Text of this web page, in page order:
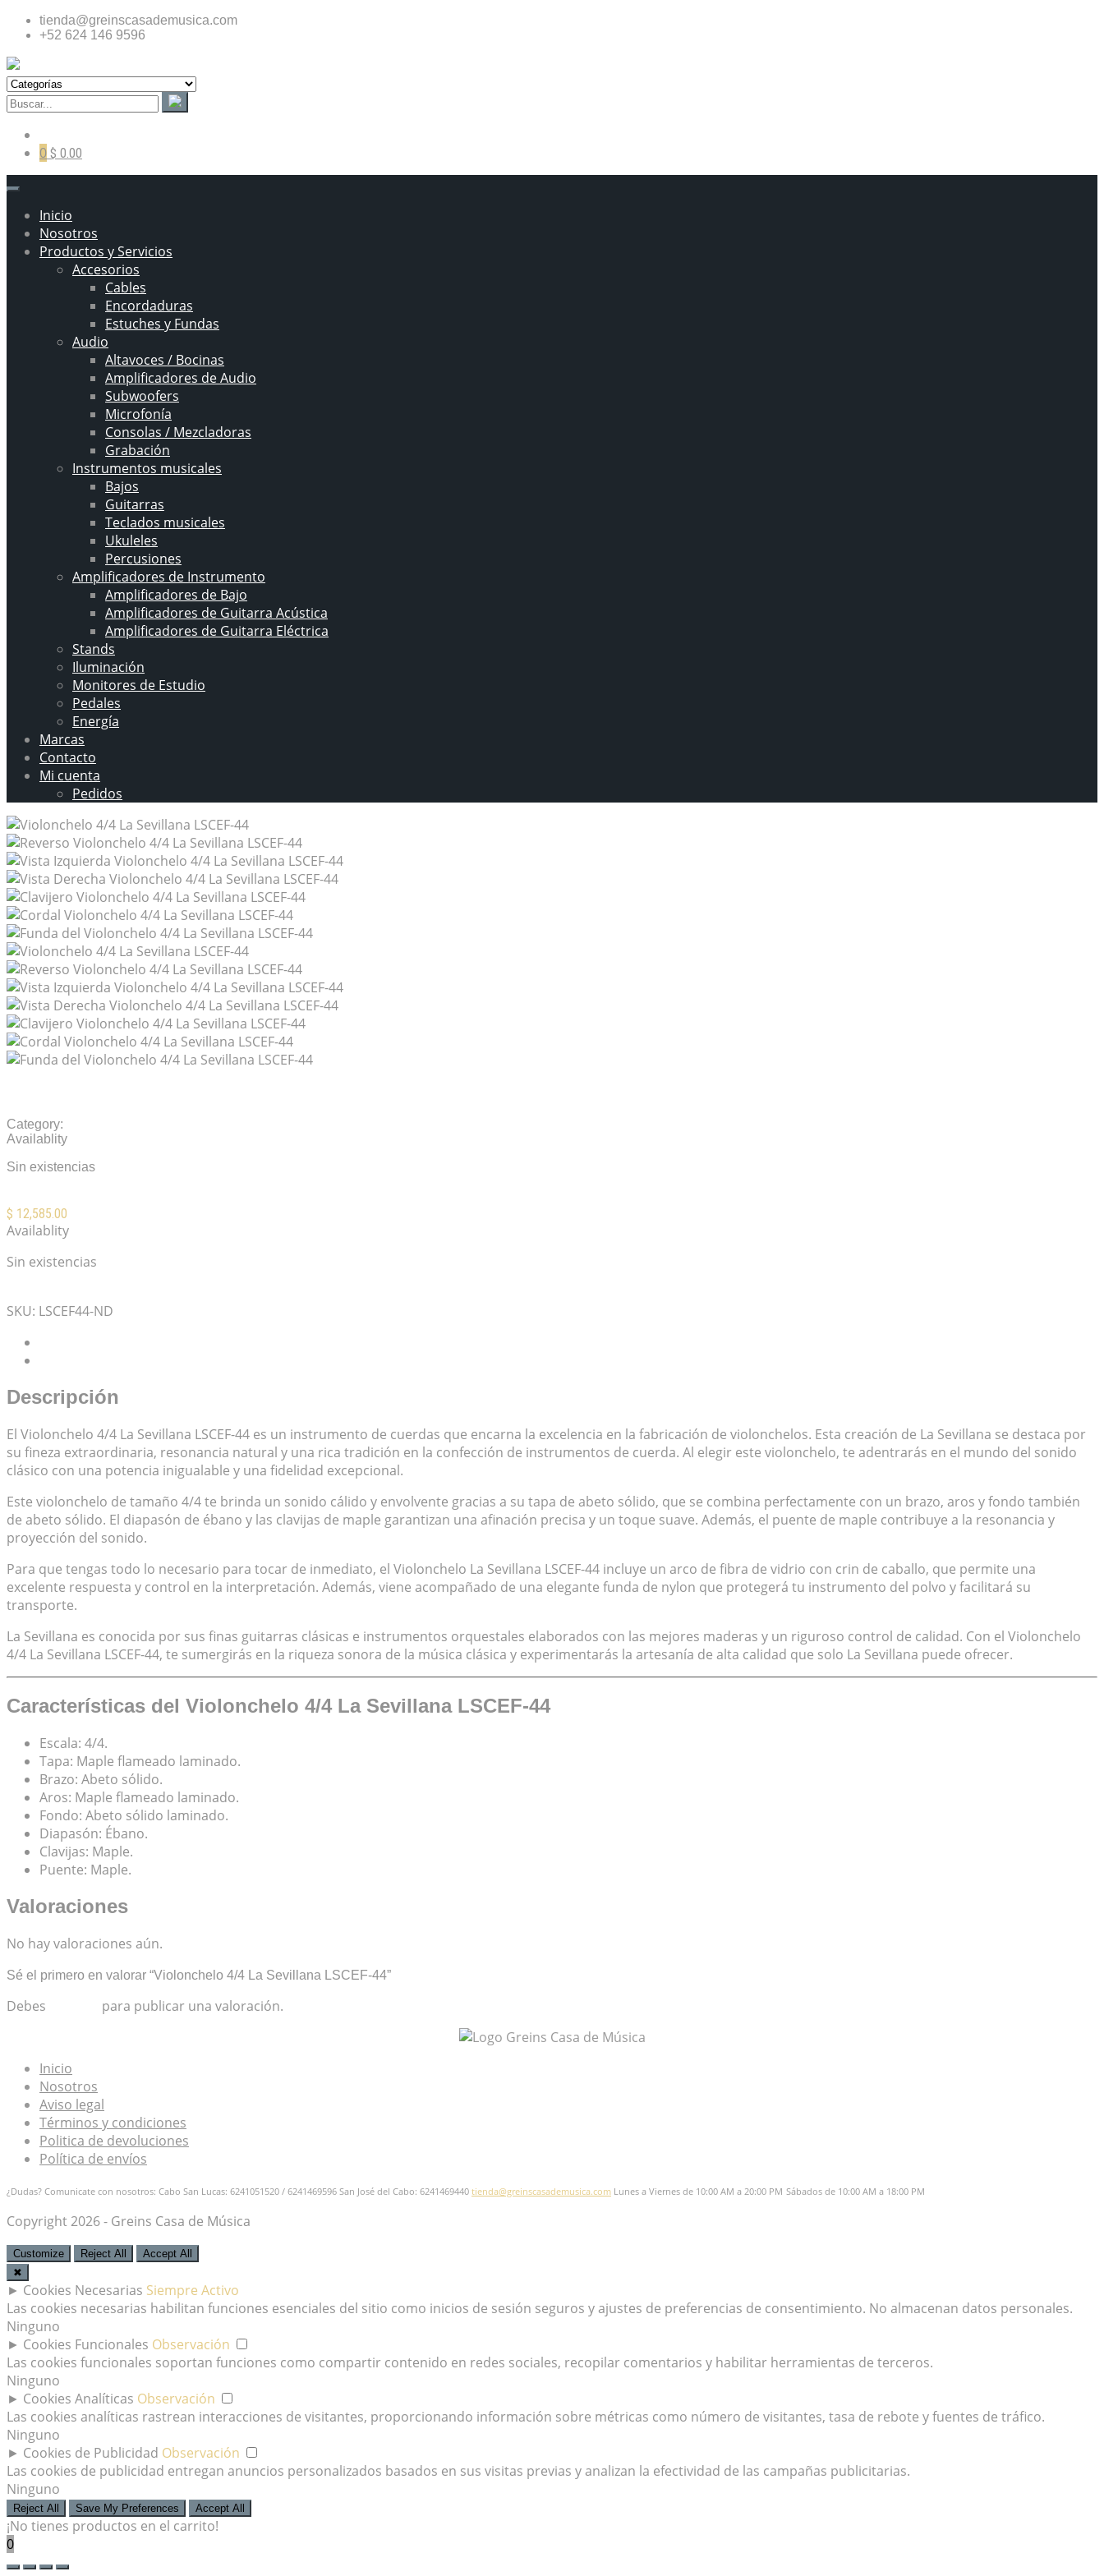
tienda@greinscasademusica.com
+52 624 146 9596
0 $ 0.00
Inicio
Nosotros
Productos y Servicios
Accesorios
Cables
Encordaduras
Estuches y Fundas
Audio
Altavoces / Bocinas
Amplificadores de Audio
Subwoofers
Microfonía
Consolas / Mezcladoras
Grabación
Instrumentos musicales
Bajos
Guitarras
Teclados musicales
Ukuleles
Percusiones
Amplificadores de Instrumento
Amplificadores de Bajo
Amplificadores de Guitarra Acústica
Amplificadores de Guitarra Eléctrica
Stands
Iluminación
Monitores de Estudio
Pedales
Energía
Marcas
Contacto
Mi cuenta
Pedidos
Category:
Availablity
Sin existencias
$ 12,585.00
Availablity
Sin existencias
SKU: LSCEF44-ND
Descripción
El Violonchelo 4/4 La Sevillana LSCEF-44 es un instrumento de cuerdas que encarna la excelencia en la fabricación de violonchelos. Esta creación de La Sevillana se destaca por
su fineza extraordinaria, resonancia natural y una rica tradición en la confección de instrumentos de cuerda. Al elegir este violonchelo, te adentrarás en el mundo del sonido
clásico con una potencia inigualable y una fidelidad excepcional.
Este violonchelo de tamaño 4/4 te brinda un sonido cálido y envolvente gracias a su tapa de abeto sólido, que se combina perfectamente con un brazo, aros y fondo también
de abeto sólido. El diapasón de ébano y las clavijas de maple garantizan una afinación precisa y un toque suave. Además, el puente de maple contribuye a la resonancia y
proyección del sonido.
Para que tengas todo lo necesario para tocar de inmediato, el Violonchelo La Sevillana LSCEF-44 incluye un arco de fibra de vidrio con crin de caballo, que permite una
excelente respuesta y control en la interpretación. Además, viene acompañado de una elegante funda de nylon que protegerá tu instrumento del polvo y facilitará su
transporte.
La Sevillana es conocida por sus finas guitarras clásicas e instrumentos orquestales elaborados con las mejores maderas y un riguroso control de calidad. Con el Violonchelo
4/4 La Sevillana LSCEF-44, te sumergirás en la riqueza sonora de la música clásica y experimentarás la artesanía de alta calidad que solo La Sevillana puede ofrecer.
Características del Violonchelo 4/4 La Sevillana LSCEF-44
Escala: 4/4.
Tapa: Maple flameado laminado.
Brazo: Abeto sólido.
Aros: Maple flameado laminado.
Fondo: Abeto sólido laminado.
Diapasón: Ébano.
Clavijas: Maple.
Puente: Maple.
Valoraciones
No hay valoraciones aún.
Sé el primero en valorar “Violonchelo 4/4 La Sevillana LSCEF-44”
Debes para publicar una valoración.
Inicio
Nosotros
Aviso legal
Términos y condiciones
Politica de devoluciones
Política de envíos
¿Dudas? Comunicate con nosotros: Cabo San Lucas: 6241051520 / 6241469596 San José del Cabo: 6241469440 tienda@greinscasademusica.com Lunes a Viernes de 10:00 AM a 20:00 PM Sábados de 10:00 AM a 18:00 PM
Copyright 2026 - Greins Casa de Música
Customize Reject All
Accept All
✖
► Cookies Necesarias Siempre Activo
Las cookies necesarias habilitan funciones esenciales del sitio como inicios de sesión seguros y ajustes de preferencias de consentimiento. No almacenan datos personales.
Ninguno
► Cookies Funcionales Observación
Las cookies funcionales soportan funciones como compartir contenido en redes sociales, recopilar comentarios y habilitar herramientas de terceros.
Ninguno
► Cookies Analíticas Observación
Las cookies analíticas rastrean interacciones de visitantes, proporcionando información sobre métricas como número de visitantes, tasa de rebote y fuentes de tráfico.
Ninguno
► Cookies de Publicidad Observación
Las cookies de publicidad entregan anuncios personalizados basados en sus visitas previas y analizan la efectividad de las campañas publicitarias.
Ninguno
Reject All Save My Preferences Accept All
¡No tienes productos en el carrito!
0